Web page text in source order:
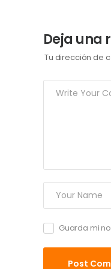
Deja una
Tu dirección de
Guarda mi
Post